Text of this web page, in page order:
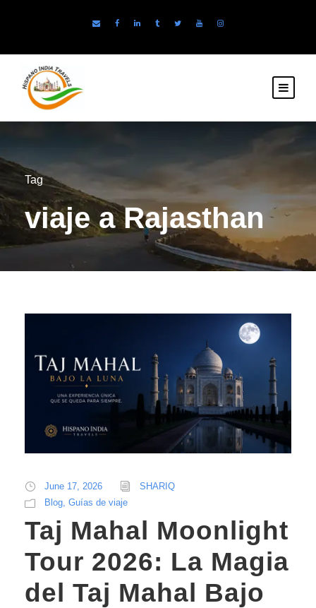
Tag
viaje a Rajasthan
June 17, 2026
SHARIQ
Blog Guías de viaje
Taj Mahal Moonlight
Tour 2026: La Magia
del Taj Mahal Bajo